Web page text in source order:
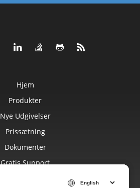
Hjem
Produkter
Nye Udgivelser
Prissætning
Dokumenter
Gratis Support